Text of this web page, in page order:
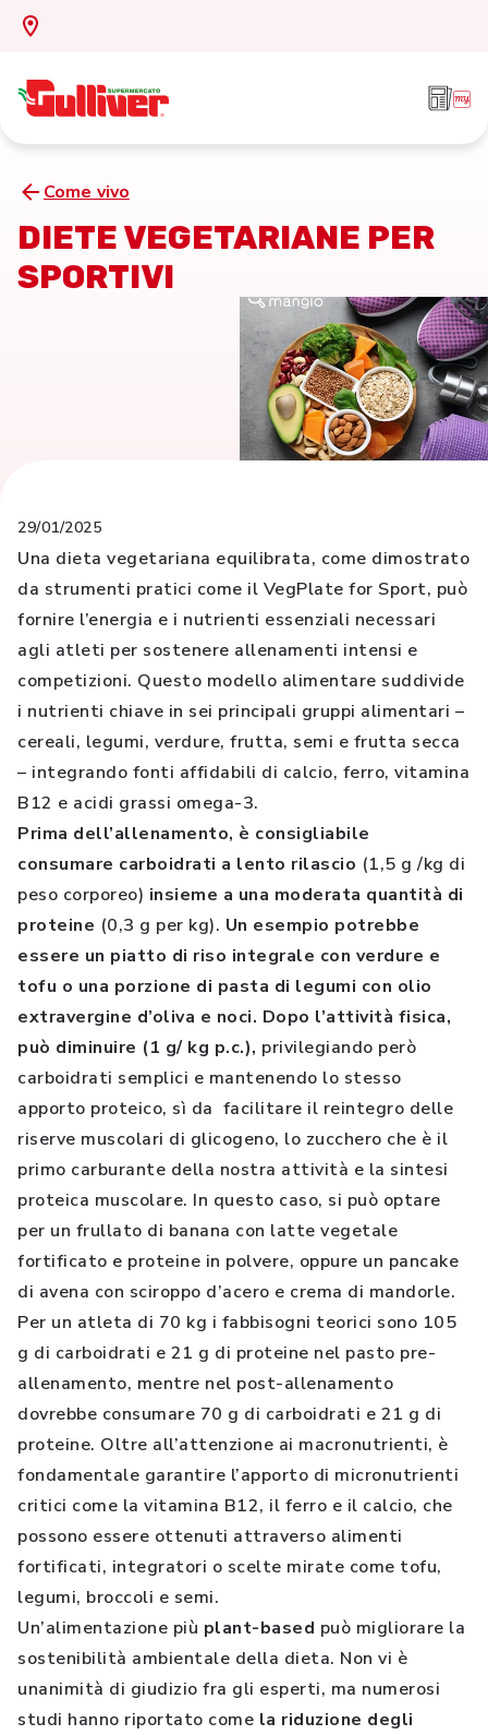
Come vivo
DIETE VEGETARIANE PER
SPORTIVI
29/01/2025
Una dieta vegetariana equilibrata, come dimostrato
da strumenti pratici come il VegPlate for Sport, può
fornire l’energia e i nutrienti essenziali necessari
agli atleti per sostenere allenamenti intensi e
competizioni. Questo modello alimentare suddivide
i nutrienti chiave in sei principali gruppi alimentari –
cereali, legumi, verdure, frutta, semi e frutta secca
– integrando fonti affidabili di calcio, ferro, vitamina
B12 e acidi grassi omega-3.
Prima dell’allenamento, è consigliabile
consumare carboidrati a lento rilascio (1,5 g /kg di
peso corporeo) insieme a una moderata quantità di
proteine (0,3 g per kg). Un esempio potrebbe
essere un piatto di riso integrale con verdure e
tofu o una porzione di pasta di legumi con olio
extravergine d’oliva e noci. Dopo l’attività fisica,
può diminuire (1 g/ kg p.c.), privilegiando però
carboidrati semplici e mantenendo lo stesso
apporto proteico, sì da facilitare il reintegro delle
riserve muscolari di glicogeno, lo zucchero che è il
primo carburante della nostra attività e la sintesi
proteica muscolare. In questo caso, si può optare
per un frullato di banana con latte vegetale
fortificato e proteine in polvere, oppure un pancake
di avena con sciroppo d’acero e crema di mandorle.
Per un atleta di 70 kg i fabbisogni teorici sono 105
g di carboidrati e 21 g di proteine nel pasto pre-
allenamento, mentre nel post-allenamento
dovrebbe consumare 70 g di carboidrati e 21 g di
proteine. Oltre all’attenzione ai macronutrienti, è
fondamentale garantire l’apporto di micronutrienti
critici come la vitamina B12, il ferro e il calcio, che
possono essere ottenuti attraverso alimenti
fortificati, integratori o scelte mirate come tofu,
legumi, broccoli e semi.
Un’alimentazione più plant-based può migliorare la
sostenibilità ambientale della dieta. Non vi è
unanimità di giudizio fra gli esperti, ma numerosi
studi hanno riportato come la riduzione degli